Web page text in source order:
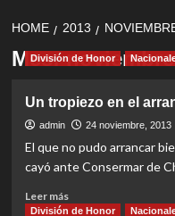
HOME 2013
Mes:
División de Honor
Un tropiezo en el
admin 24 noviembre, 2013
El que no pudo arrancar
cayó ante Consermar de
Leer másRead
more
División de Honor